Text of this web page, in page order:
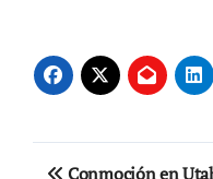
Conmoción en